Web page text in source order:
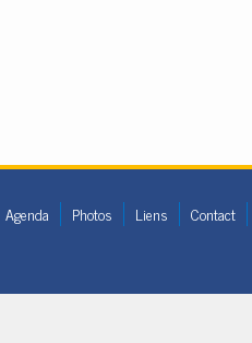
Agenda Photos Liens Contact